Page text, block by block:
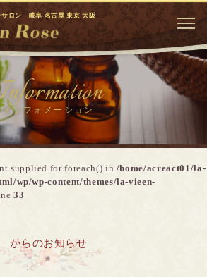
サロン 岐阜 名古屋 東京 大阪
インフォメーション
supplied for foreach() in /home/acreact01/la-
wp/wp-content/themes/la-vieen-
33
からのお知らせ